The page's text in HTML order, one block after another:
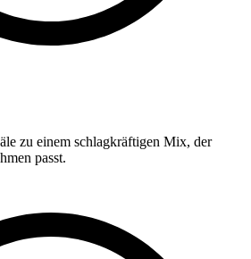
zu einem schlagkräftigen Mix, der
passt.